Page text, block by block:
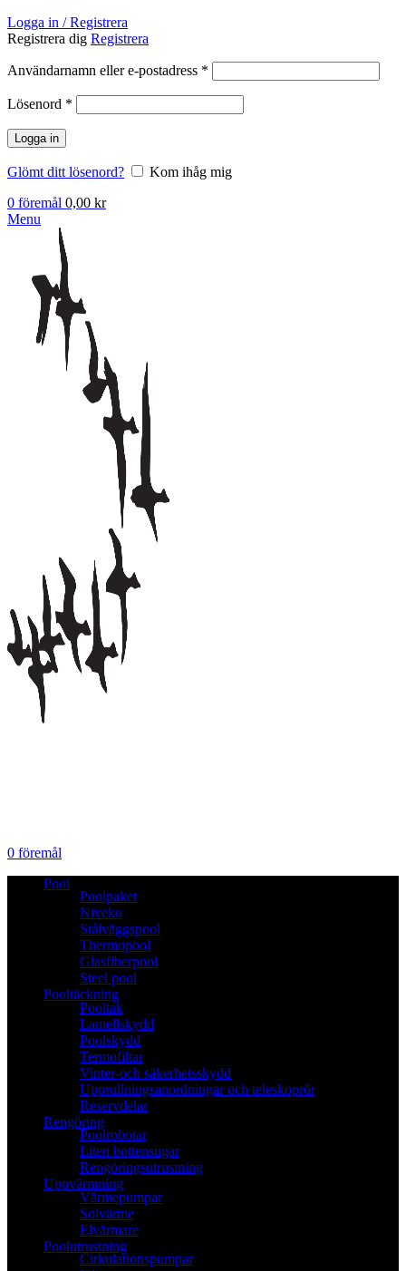
Logga in / Registrera
Registrera dig Registrera
Användarnamn eller e-postadress *
Lösenord *
Logga in
Glömt ditt lösenord?
Kom ihåg mig
0 föremål 0,00 kr
Menu
0 föremål
Pool
Poolpaket
Niveko
Stålväggspool
Thermopool
Glasfiberpool
Steel pool
Pooltäckning
Pooltak
Lamellskydd
Poolskydd
Termofiltar
Vinter-och säkerhetsskydd
Upprullningsanordningar och teleskoprör
Reservdelar
Rengöring
Poolrobotar
Liten bottensugar
Rengöringsutrustning
Uppvärmning
Värmepumpar
Solvärme
Elvärmare
Poolutrustning
Cirkulationspumpar